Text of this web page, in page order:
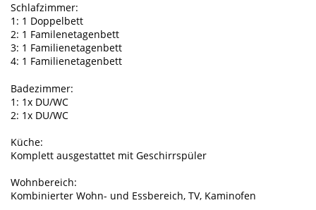
Schlafzimmer:
1: 1 Doppelbett
2: 1 Familenetagenbett
3: 1 Familienetagenbett
4: 1 Familienetagenbett
Badezimmer:
1: 1x DU/WC
2: 1x DU/WC
Küche:
Komplett ausgestattet mit Geschirrspüler
Wohnbereich:
Kombinierter Wohn- und Essbereich, TV, Kaminofen